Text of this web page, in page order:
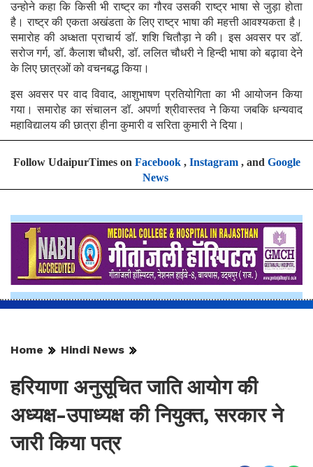
उन्होने कहा कि किसी भी राष्ट्र का गौरव उसकी राष्ट्र भाषा से जुड़ा होता
है। राष्ट्र की एकता अखंडता के लिए राष्ट्र भाषा की महत्ती आवश्यकता है।
समारोह की अध्क्षता प्राचार्य डॉ. शशि चितौड़ा ने की। इस अवसर पर डॉ.
सरोज गर्ग, डॉ. कैलाश चौधरी, डॉ. ललित चौधरी ने हिन्दी भाषा को बढ़ावा देने
के लिए छात्रओं को वचनबद्ध किया।
इस अवसर पर वाद विवाद, आशुभाषण प्रतियोगिता का भी आयोजन किया
गया। समारोह का संचालन डॉ. अपर्णा श्रीवास्तव ने किया जबकि धन्यवाद
महाविद्यालय की छात्रा हीना कुमारी व सरिता कुमारी ने दिया।
Follow UdaipurTimes on Facebook, Instagram, and Google
News
Home Hindi News
हरियाणा अनुसूचित जाति आयोग की
अध्यक्ष-उपाध्यक्ष की नियुक्त, सरकार ने
जारी किया पत्र